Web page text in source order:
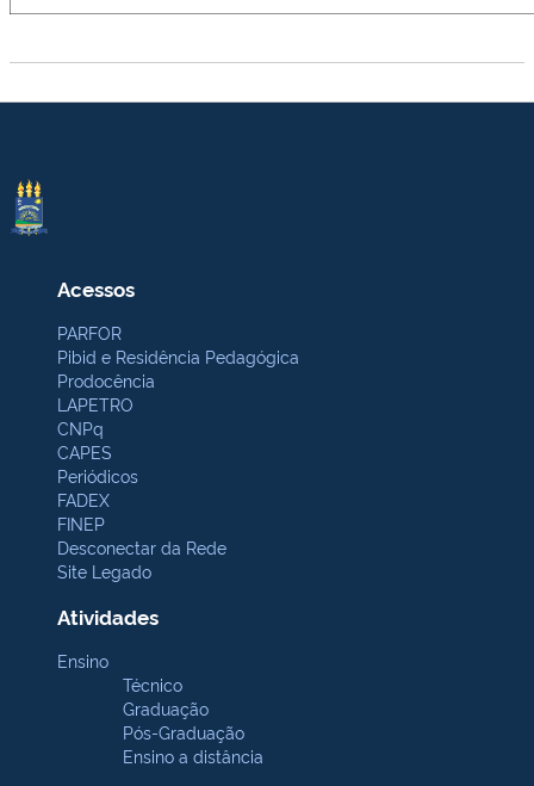
Acessos
PARFOR
Pibid e Residência Pedagógica
Prodocência
LAPETRO
CNPq
CAPES
Periódicos
FADEX
FINEP
Desconectar da Rede
Site Legado
Atividades
Ensino
Técnico
Graduação
Pós-Graduação
Ensino a distância